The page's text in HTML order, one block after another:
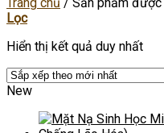
Lọc
Hiển thị kết quả duy nhất
New